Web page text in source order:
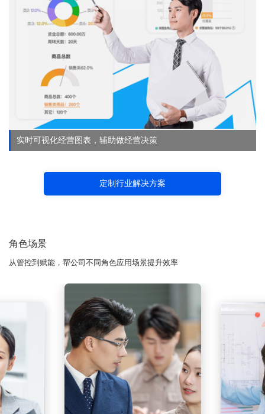
实时可视化经营图表，辅助做经营决策
定制行业解决方案
角色场景
从管控到赋能，帮公司不同角色应用场景提升效率